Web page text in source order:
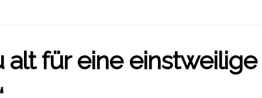
alt für eine einstweilige